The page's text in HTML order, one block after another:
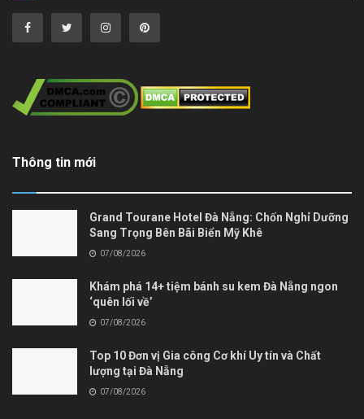
Thông tin mới
Grand Tourane Hotel Đà Nẵng: Chốn Nghỉ Dưỡng
Sang Trọng Bên Bãi Biển Mỹ Khê
07/08/2026
Khám phá 14+ tiệm bánh su kem Đà Nẵng ngon
‘quên lối về’
07/08/2026
Top 10 Đơn vị Gia công Cơ khí Uy tín và Chất
lượng tại Đà Nẵng
07/08/2026